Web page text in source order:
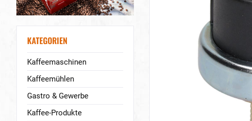
KATEGORIEN
Kaffeemaschinen
Kaffeemühlen
Gastro & Gewerbe
Kaffee-Produkte